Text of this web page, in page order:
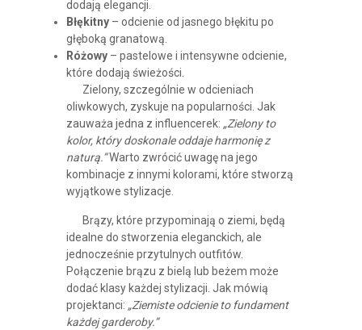
dodają elegancji.
Błękitny– odcienie od jasnego błękitu po
głęboką granatową.
Różowy– pastelowe i intensywne odcienie,
które dodają świeżości.
Zielony, szczególnie w odcieniach
oliwkowych, zyskuje na popularności. Jak
zauważa jedna z influencerek: „Zielony to
kolor, który doskonale oddaje harmonię z
naturą.”Warto zwrócić uwagę na jego
kombinacje z innymi kolorami, które stworzą
wyjątkowe stylizacje.
Brązy, które przypominają o ziemi, będą
idealne do stworzenia eleganckich, ale
jednocześnie przytulnych outfitów.
Połączenie brązu z bielą lub beżem może
dodać klasy każdej stylizacji. Jak mówią
projektanci: „Ziemiste odcienie to fundament
każdej garderoby.”